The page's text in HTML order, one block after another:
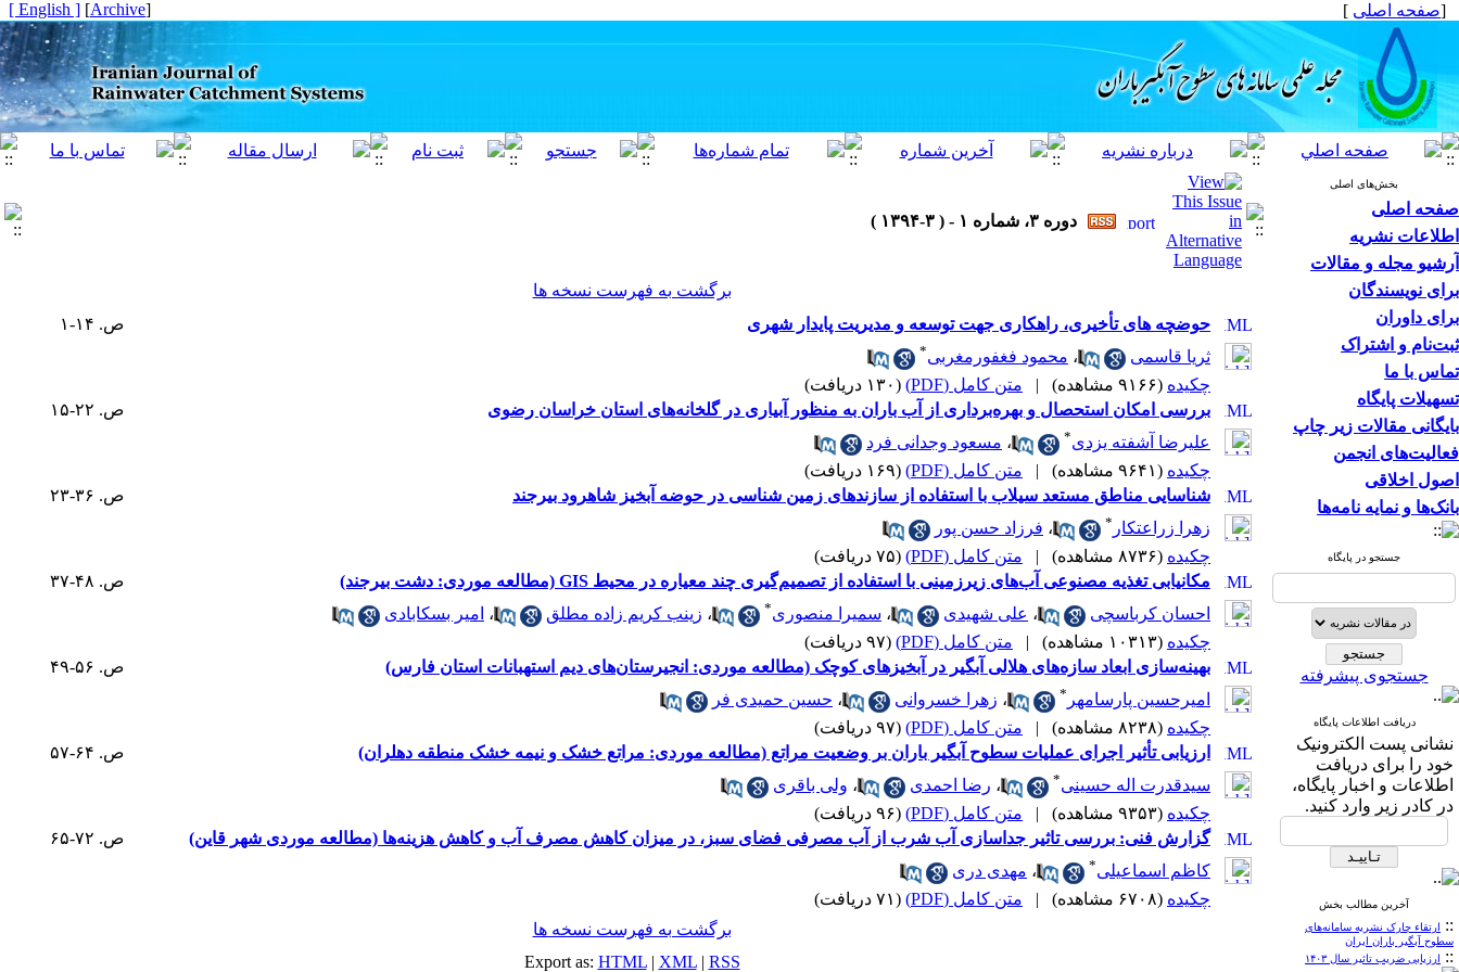
[صفحه اصلی ]
[
Archive
]
[ English ]
بخش‌های اصلی
صفحه اصلی
اطلاعات نشریه
آرشیو مجله و مقالات
برای نویسندگان
برای داوران
ثبت‌نام و اشتراک
تماس با ما
تسهیلات پایگاه
بایگانی مقالات زیر چاپ
فعالیت‌های انجمن
اصول اخلاقی
بانک‌ها و نمایه نامه‌ها
جستجو در پایگاه
جستجوی پیشرفته
دریافت اطلاعات پایگاه
نشانی پست الکترونیک
خود را برای دریافت
اطلاعات و اخبار پایگاه،
در کادر زیر وارد کنید.
آخرین مطالب بخش
:: ارتقاء چارک نشریه سامانه‌های
سطوح آبگیر باران ایران
:: ارزیابی ضریب تاثیر سال ۱۴۰۳
دوره ۳، شماره ۱ - ( ۳-۱۳۹۴ )
برگشت به فهرست نسخه ها
حوضچه های تأخیری، راهکاری جهت توسعه و مدیریت پایدار شهری
ص. ۱۴-۱
ثریا قاسمی
، محمود فغفورمغربی*
چکیده (۹۱۶۶ مشاهده) | متن کامل (PDF)
(۱۳۰ دریافت)
بررسی امکان استحصال و بهره‌برداری از آب باران به منظور آبیاری در گلخانه‌های استان خراسان رضوی
ص. ۲۲-۱۵
علیرضا آشفته یزدی* ، مسعود وجدانی فرد
چکیده (۹۶۴۱ مشاهده) | متن کامل (PDF)
(۱۶۹ دریافت)
شناسایی مناطق مستعد سیلاب با استفاده از سازندهای زمین شناسی در حوضه آبخیز شاهرود بیرجند
ص. ۳۶-۲۳
زهرا زراعتکار * ، فرزاد حسن پور
چکیده (۸۷۳۶ مشاهده) | متن کامل (PDF)
(۷۵ دریافت)
مکانیابی تغذیه مصنوعی آب‌های زیرزمینی با استفاده از تصمیم‌گیری چند معیاره در محیط GIS (مطالعه موردی: دشت بیرجند)
ص. ۴۸-۳۷
احسان کرباسچی
، علی شهیدی ، سمیرا منصوری* ، زینب کریم زاده مطلق ، امیر بسکابادی
چکیده (۱۰۳۱۳ مشاهده) | متن کامل (PDF)
(۹۷ دریافت)
بهینه‌سازی ابعاد سازه‌های هلالی آبگیر در آبخیزهای کوچک (مطالعه موردی: انجیرستان‌های دیم استهبانات استان فارس)
ص. ۵۶-۴۹
امیرحسین پارسامهر * ، زهرا خسروانی ، حسین حمیدی فر
چکیده (۸۲۳۸ مشاهده) | متن کامل (PDF)
(۹۷ دریافت)
ارزیابی تأثیر اجرای عملیات سطوح آبگیر باران بر وضعیت مراتع (مطالعه موردی: مراتع خشک و نیمه خشک منطقه دهلران)
ص. ۶۴-۵۷
سیدقدرت اله حسینی* ، رضا احمدی ، ولی باقری
چکیده (۹۳۵۳ مشاهده) | متن کامل (PDF)
(۹۶ دریافت)
گزارش فنی: بررسی تاثیر جداسازی آب شرب از آب مصرفی فضای سبز، در میزان کاهش مصرف آب و کاهش هزینه‌ها (مطالعه موردی شهر قاین)
ص. ۷۲-۶۵
کاظم اسماعیلی* ، مهدی دری
چکیده (۶۷۰۸ مشاهده) | متن کامل (PDF)
(۷۱ دریافت)
برگشت به فهرست نسخه ها
Export as: HTML| XML| RSS